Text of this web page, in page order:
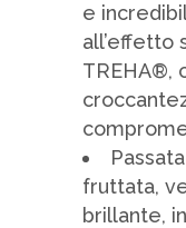
e
all’effetto
TREHA®,
fruttata,
brillante,